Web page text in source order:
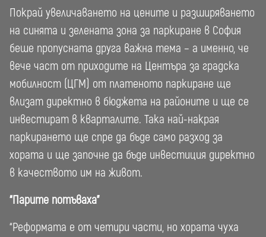
Покрай увеличаването на цените и разширяването
на синята и зелената зона за паркиране в София
беше пропусната друга важна тема – а именно, че
вече част от приходите на Центъра за градска
мобилност (ЦГМ) от платеното паркиране ще
влизат директно в бюджета на районите и ще се
инвестират в кварталите. Така най-накрая
паркирането ще спре да бъде само разход за
хората и ще започне да бъде инвестиция директно
в качеството им на живот.
“Парите потъваха”
“Реформата е от четири части, но хората чуха